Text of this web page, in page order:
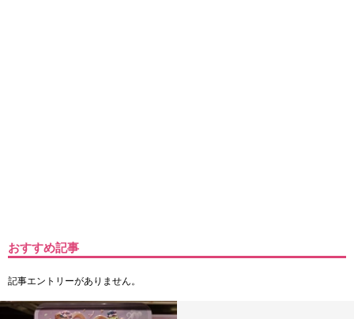
おすすめ記事
記事エントリーがありません。